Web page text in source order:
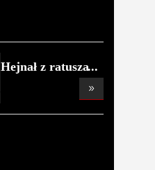
Hejnał z ratusza